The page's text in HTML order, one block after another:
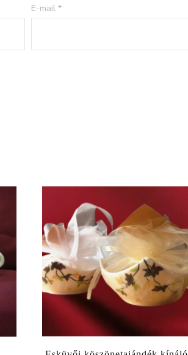
E-mail*